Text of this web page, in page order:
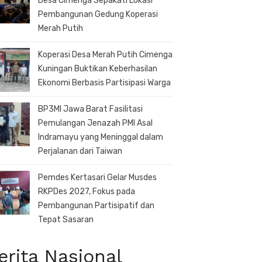
Pembangunan Gedung Koperasi
Merah Putih
Koperasi Desa Merah Putih Cimenga
Kuningan Buktikan Keberhasilan
Ekonomi Berbasis Partisipasi Warga
BP3MI Jawa Barat Fasilitasi
Pemulangan Jenazah PMI Asal
Indramayu yang Meninggal dalam
Perjalanan dari Taiwan
Pemdes Kertasari Gelar Musdes
RKPDes 2027, Fokus pada
Pembangunan Partisipatif dan
Tepat Sasaran
Nasional